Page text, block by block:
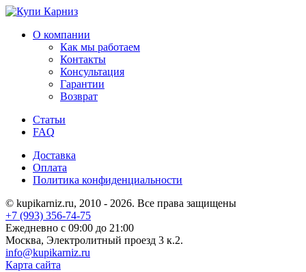
О компании
Как мы работаем
Контакты
Консультация
Гарантии
Возврат
Статьи
FAQ
Доставка
Оплата
Политика конфиденциальности
© kupikarniz.ru, 2010 - 2026. Все права защищены
+7 (993) 356-74-75
Eжедневно с 09:00 до 21:00
Москва, Электролитный проезд 3 к.2.
info@kupikarniz.ru
Карта сайта